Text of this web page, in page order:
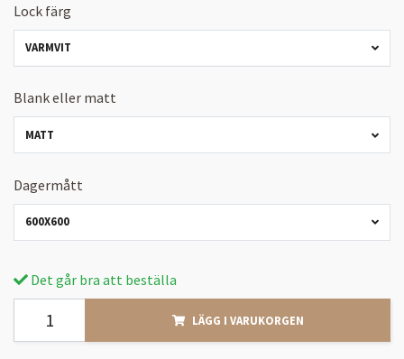
Lock färg
VARMVIT
Blank eller matt
MATT
Dagermått
600X600
Det går bra att beställa
LÄGG I VARUKORGEN